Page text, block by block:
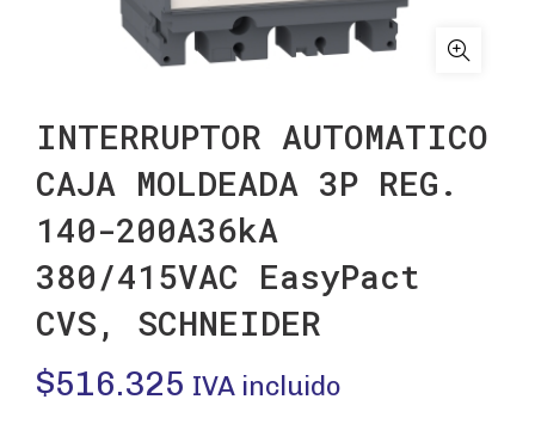
INTERRUPTOR AUTOMATICO
CAJA MOLDEADA 3P REG.
140-200A36kA
380/415VAC EasyPact
CVS, SCHNEIDER
$516.325 IVA incluido